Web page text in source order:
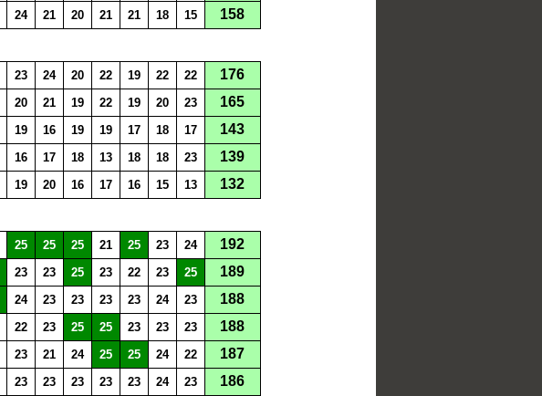
24 21 20 21 21 18 15 158
23 24 20 22 19 22 22 176
20 21 19 22 19 20 23 165
19 16 19 19 17 18 17 143
16 17 18 13 18 18 23 139
19 20 16 17 16 15 13 132
25 25 25 21 25 23 24 192
23 23 25 23 22 23 25 189
24 23 23 23 23 24 23 188
22 23 25 25 23 23 23 188
23 21 24 25 25 24 22 187
23 23 23 23 23 24 23 186